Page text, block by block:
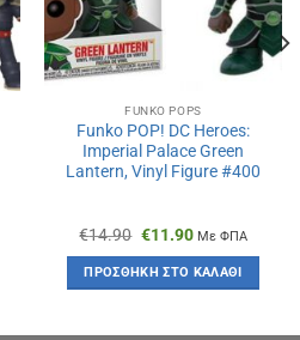
FUNKO POPS
Funko POP! DC Heroes:
Imperial Palace Green
Lantern, Vinyl Figure #400
€14.90 Original
was:
€14.90.
€11.90Η
τιμή
είναι:
€11.90.
Με ΦΠΑ
ΠΡΟΣΘΉΚΗ ΣΤΟ ΚΑΛΆΘΙ